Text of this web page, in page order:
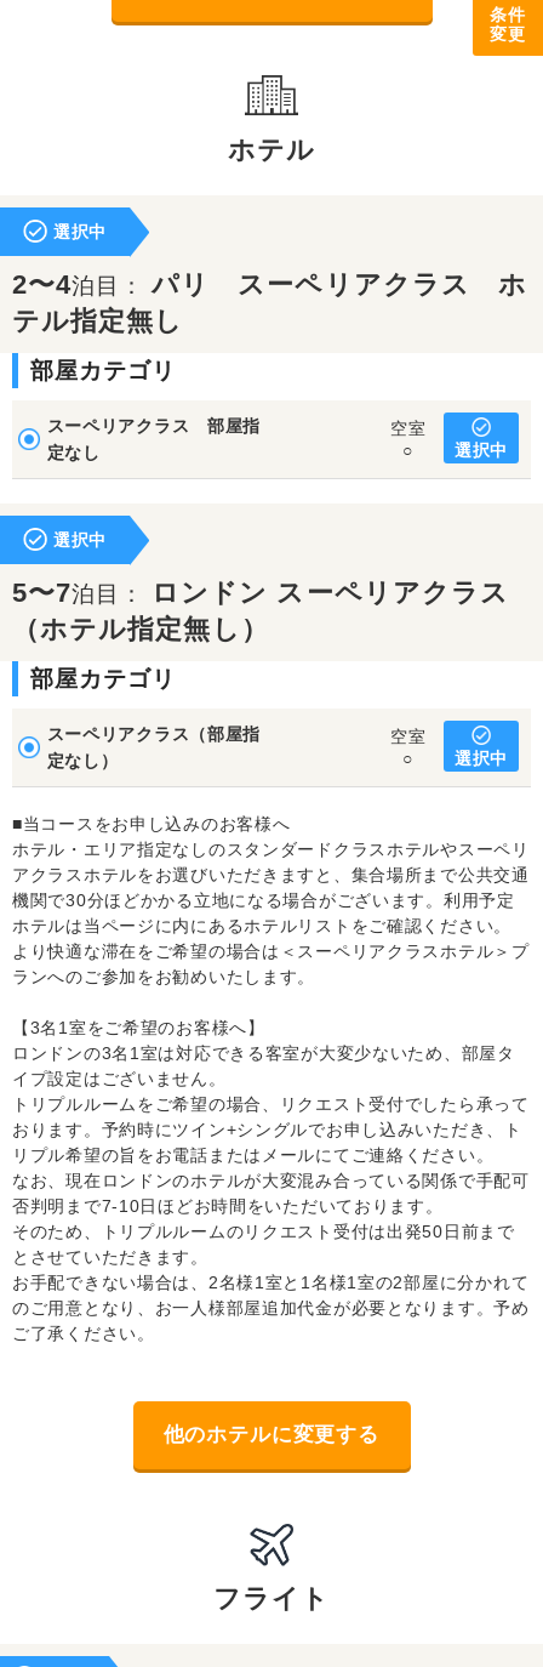
条件
変更
ホテル
選択中
2〜4泊目：パリ スーペリアクラス ホ
テル指定無し
部屋カテゴリ
スーペリアクラス 部屋指
定なし
空室
○
選択中
選択中
5〜7泊目：
ロンドン スーペリアクラス
（ホテル指定無し）
部屋カテゴリ
スーペリアクラス（部屋指
定なし）
空室
○
選択中
■当コースをお申し込みのお客様へ
ホテル・エリア指定なしのスタンダードクラスホテルやスーペリ
アクラスホテルをお選びいただきますと、集合場所まで公共交通
機関で30分ほどかかる立地になる場合がございます。利用予定
ホテルは当ページに内にあるホテルリストをご確認ください。
より快適な滞在をご希望の場合は＜スーペリアクラスホテル＞プ
ランへのご参加をお勧めいたします。
【3名1室をご希望のお客様へ】
ロンドンの3名1室は対応できる客室が大変少ないため、部屋タ
イプ設定はございません。
トリプルルームをご希望の場合、リクエスト受付でしたら承って
おります。予約時にツイン+シングルでお申し込みいただき、ト
リプル希望の旨をお電話またはメールにてご連絡ください。
なお、現在ロンドンのホテルが大変混み合っている関係で手配可
否判明まで7-10日ほどお時間をいただいております。
そのため、トリプルルームのリクエスト受付は出発50日前まで
とさせていただきます。
お手配できない場合は、2名様1室と1名様1室の2部屋に分かれて
のご用意となり、お一人様部屋追加代金が必要となります。予め
ご了承ください。
他のホテルに変更する
フライト